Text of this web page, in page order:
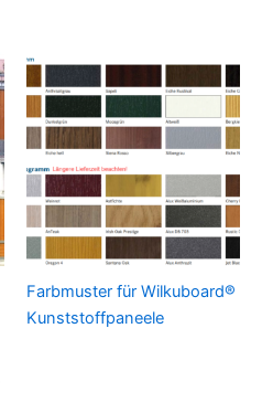
Farbmuster für Wilkuboard®
Kunststoffpaneele